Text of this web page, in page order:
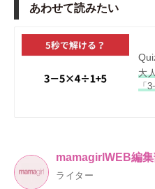
あわせて読みたい
大
「
mamagirlWEB編
ライター